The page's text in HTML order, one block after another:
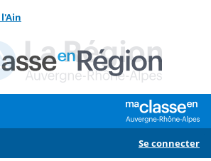
Se connecter